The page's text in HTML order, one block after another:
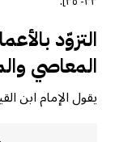
التزوّد
المعاصي
يقول الإمام ابن